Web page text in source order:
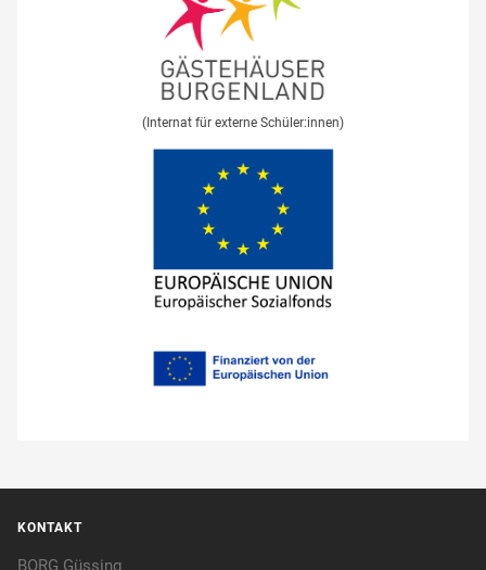
(Internat für externe Schüler:innen)
KONTAKT
BORG Güssing